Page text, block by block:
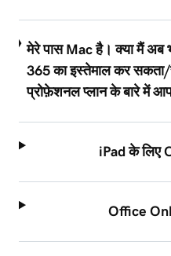
मेरे पास Mac है। क्या मैं
365 का इस्तेमाल कर
प्रोफ़ेशनल प्लान के बारे में
iPad के लिए
Office